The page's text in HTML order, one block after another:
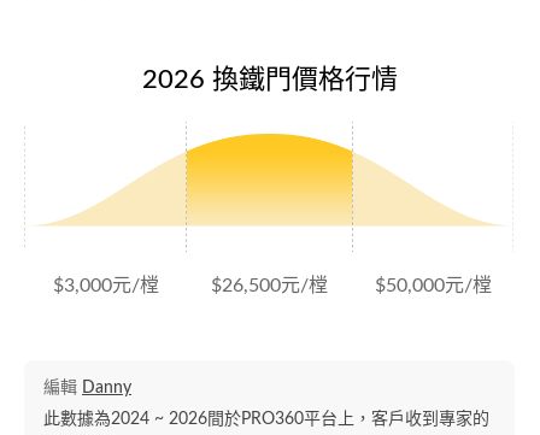
2026 換鐵門價格行情
$3,000元/樘 $26,500元/樘 $50,000元/樘
編輯 Danny
此數據為2024 ~ 2026間於PRO360平台上，客戶收到專家的